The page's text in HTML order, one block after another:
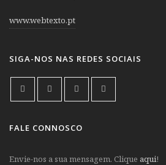
www.webtexto.pt
SIGA-NOS NAS REDES SOCIAIS
FALE CONNOSCO
Envie-nos a sua mensagem. Clique aqui!